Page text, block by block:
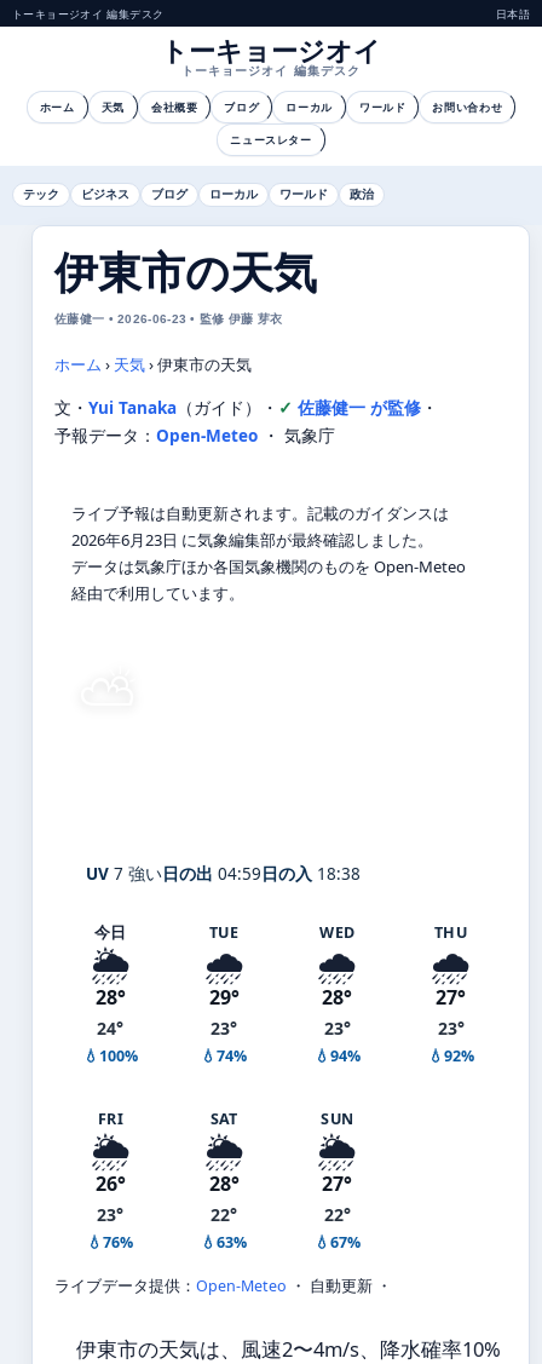
トーキョージオイ 編集デスク 日本語
トーキョージオイ
トーキョージオイ 編集デスク
ホーム 天気 会社概要 ブログ ローカル ワールド お問い合わせ
ニュースレター
テック ビジネス ブログ ローカル ワールド 政治
伊東市の天気
佐藤健一 • 2026-06-23 • 監修 伊藤 芽衣
ホーム › 天気›伊東市の天気
文・ Yui Tanaka （ガイド） ・ 佐藤健一 が監修 ・
予報データ： Open-Meteo ・ 気象庁
ライブ予報は自動更新されます。記載のガイダンスは
2026年6月23日 に気象編集部が最終確認しました。
データは気象庁ほか各国気象機関のものを Open-Meteo
経由で利用しています。
UV 7 強い日の出 04:59日の入 18:38
今日
🌦️
28°
24°
💧100%
TUE
🌧️
29°
23°
💧74%
WED
🌧️
28°
23°
💧94%
THU
🌧️
27°
23°
💧92%
FRI
🌦️
26°
23°
💧76%
SAT
🌦️
28°
22°
💧63%
SUN
🌦️
27°
22°
💧67%
ライブデータ提供： Open-Meteo ・ 自動更新 ・
伊東市の天気は、風速2〜4m/s、降水確率10%